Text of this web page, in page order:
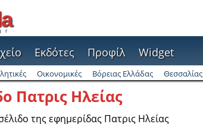
Εκδότες Προφίλ Widget
Οικονομικές Βόρειας Ελλάδας Θεσσαλίας
Πατρις Ηλείας
της εφημερίδας Πατρις Ηλείας